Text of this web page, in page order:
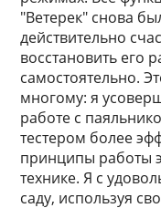
"Ветерек" снова
действительно
восстановить его
самостоятельно.
многому: я
работе с
тестером более
принципы работы
технике. Я с
саду, используя